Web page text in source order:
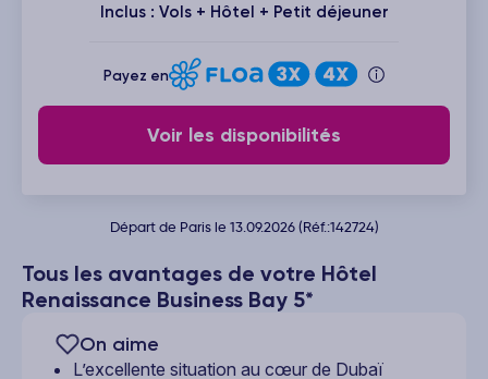
Tous les avantages de votre Hôtel
Renaissance Business Bay 5*
On aime
L’excellente situation au cœur de Dubaï
Inclus : Vols + Hôtel + Petit déjeuner
Payez en
Voir les disponibilités
Départ de Paris le 13.09.2026 (Réf.:142724)